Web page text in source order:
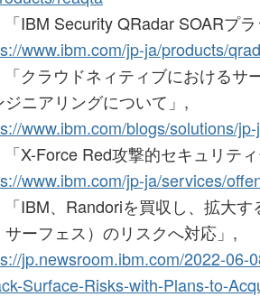
IBM Security QRadar SOARプ
www.ibm.com/jp-ja/products/
クラウドネィティブにおけるサ
ジニアリングについて」,
www.ibm.com/blogs/solutions/
X-Force Red攻撃的セキュリテ
www.ibm.com/jp-ja/services/
IBM、Randoriを買収し、拡大
サーフェス）のリスクへ対応」,
jp.newsroom.ibm.com/2022-06-
Surface-Risks-with-Plans-to-